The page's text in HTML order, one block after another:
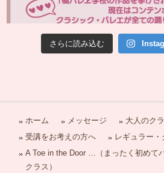
さらに読み込む
ホーム メッセージ
大人のク
受講をお考えの方へ
レギュラー・
A Toe in the Door …（まったく初めて
クラス）